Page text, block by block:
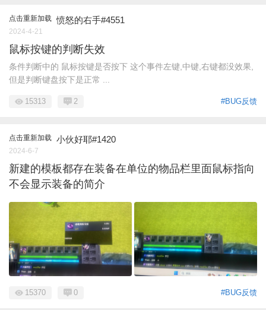
点击重新加载 愤怒的右手#4551
2024-4-21
鼠标按键的判断失效
条件判断中的 鼠标按键是否按下 这个事件左键,中键,右键都没效果,
但是判断键盘按下是正常 ...
#BUG反馈
15313 2
点击重新加载 小伙好耶#1420
2024-6-7
新建的模板都存在装备在单位的物品栏里面鼠标指向
不会显示装备的简介
#BUG反馈
15370 0